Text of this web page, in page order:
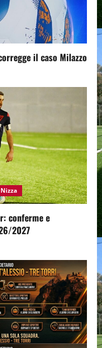
il caso Milazzo
conferme e
2027